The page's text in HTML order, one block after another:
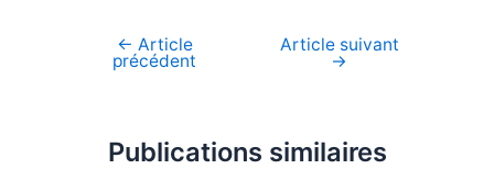
Navigation
← Article
précédent
Article suivant
→
Publications similaires